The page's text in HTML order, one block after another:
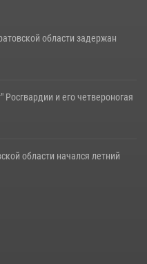
области задержан
и его четвероногая
области начался летний